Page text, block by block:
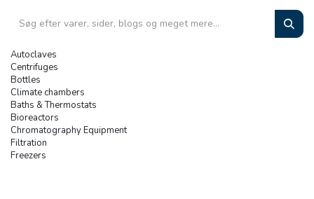
Autoclaves
Centrifuges
Bottles
Climate chambers
Baths & Thermostats
Bioreactors
Chromatography Equipment
Filtration
Freezers